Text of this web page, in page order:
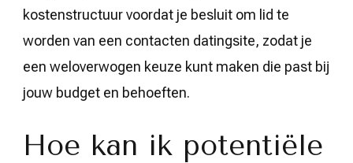
kostenstructuur voordat je besluit om lid te
worden van een contacten datingsite, zodat je
een weloverwogen keuze kunt maken die past bij
jouw budget en behoeften.
Hoe kan ik potentiële